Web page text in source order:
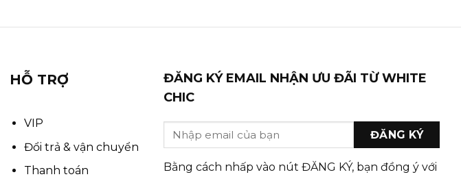
HỖ TRỢ
VIP
Đổi trả & vận chuyển
Thanh toán
ĐĂNG KÝ EMAIL NHẬN ƯU ĐÃI TỪ WHITE
CHIC
Bằng cách nhấp vào nút ĐĂNG KÝ, bạn đồng ý với